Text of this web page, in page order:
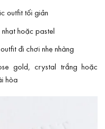
outfit tối giản
hoặc pastel
đi chơi nhẹ nhàng
gold, crystal trắng hoặc
hòa